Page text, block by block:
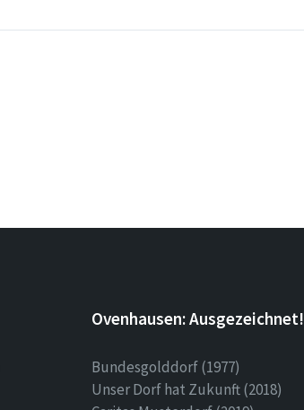
Ovenhausen: Ausgezeichnet!
Bundesgolddorf (1977)
Unser Dorf hat Zukunft (2018)